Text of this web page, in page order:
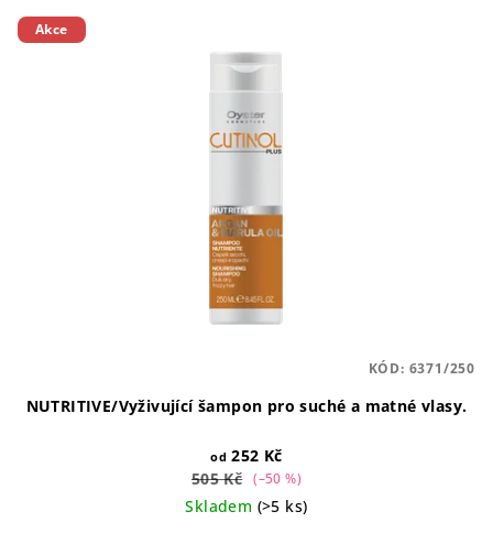
Akce
NUTRITIVE/Vyživující šampon pro suché a matné vlasy.
od 252 Kč
505 Kč (–50 %)
Skladem (>5 ks)
KÓD: 6371/250